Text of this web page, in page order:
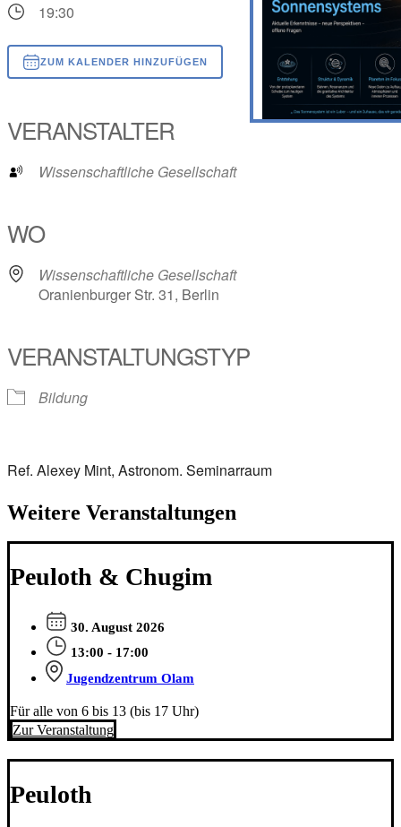
19:30
ZUM KALENDER HINZUFÜGEN
Outlook Live
VERANSTALTER
Wissenschaftliche Gesellschaft
WO
Wissenschaftliche Gesellschaft
Oranienburger Str. 31, Berlin
VERANSTALTUNGSTYP
Bildung
Ref. Alexey Mint, Astronom. Seminarraum
Weitere Veranstaltungen
Peuloth & Chugim
30. August 2026
13:00 - 17:00
Jugendzentrum Olam
Für alle von 6 bis 13 (bis 17 Uhr)
Zur Veranstaltung
Peuloth